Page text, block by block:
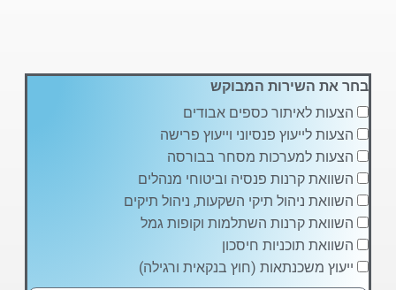
בחר את השירות המבוקש
הצעות לאיתור כספים אבודים
הצעות לייעוץ פנסיוני וייעוץ פרישה
הצעות למערכות מסחר בבורסה
השוואת קרנות פנסיה וביטוחי מנהלים
השוואת ניהול תיקי השקעות, ניהול תיקים
השוואת קרנות השתלמות וקופות גמל
השוואת תוכניות חיסכון
ייעוץ משכנתאות (חוץ בנקאית ורגילה)